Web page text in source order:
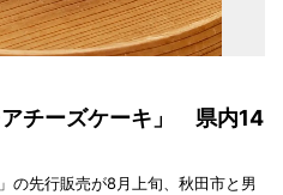
チーズケーキ」 県内14
の先行販売が8月上旬、秋田市と男